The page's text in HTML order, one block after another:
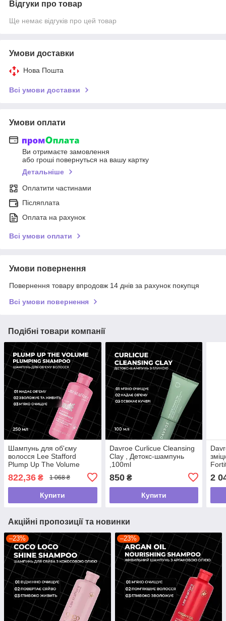
Відгуки про товар
Ще немає відгуків про цей товар
Умови доставки
Нова Пошта
Всі умови доставки
Умови оплати
Ви отримаєте замовлення
або гроші повернуться на вашу картку
Детальніше
Оплатити частинами
Післяплата
Оплата на рахунок
Всі умови оплати
Умови повернення
Повернення товару впродовж 14 днів за рахунок покупця
Всі умови повернення
Подібні товари компанії
Шампунь для об'єму
волосся Lee Stafford
Plump Up The Volume
Plumping Shampoo,250мл
822,36 ₴ 1 068 ₴
Купити
Davroe Curlicue Cleansing
Clay , Детокс-шампунь
,100ml
850₴
Купити
2
Акційні пропозиції та новинки
–23% –23%